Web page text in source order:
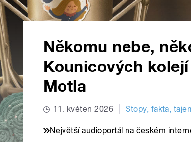
Někomu nebe,
Kounicových
Motla
11. květen 2026 Stopy, fakta,
Největší audioportál na českém